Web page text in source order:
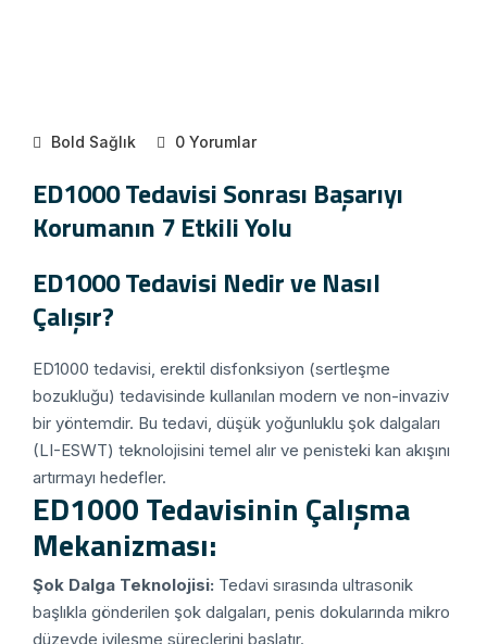
Bold Sağlık 0 Yorumlar
ED1000 Tedavisi Sonrası Başarıyı
Korumanın 7 Etkili Yolu
ED1000 Tedavisi Nedir ve Nasıl
Çalışır?
ED1000 tedavisi, erektil disfonksiyon (sertleşme
bozukluğu) tedavisinde kullanılan modern ve non-invaziv
bir yöntemdir. Bu tedavi, düşük yoğunluklu şok dalgaları
(LI-ESWT) teknolojisini temel alır ve penisteki kan akışını
artırmayı hedefler.
ED1000 Tedavisinin Çalışma
Mekanizması:
Şok Dalga Teknolojisi: Tedavi sırasında ultrasonik
başlıkla gönderilen şok dalgaları, penis dokularında mikro
düzeyde iyileşme süreçlerini başlatır.